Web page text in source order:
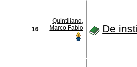
16
Quintiliano,
Marco Fabio
De